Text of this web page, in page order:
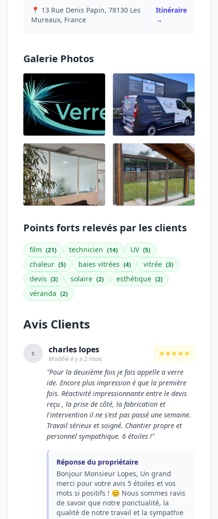
📍 13 Rue Denis Papin, 78130 Les
Mureaux, France
Itinéraire
→
Galerie Photos
Points forts relevés par les clients
film (21) technicien (14) UV (5)
chaleur (5) baies vitrées (4) vitrée (3)
devis (3) solaire (2) esthétique (2)
véranda (2)
Avis Clients
c charles lopes
Modifié il y a 2 mois
★★★★★
"Pour la deuxième fois je fais appelle a verre
ide. Encore plus impression é que la première
fois. Réactivité impressionnante entre le devis
reçu , la prise de côté, la fabrication et
l'intervention il ne s'est pas passé une semaine.
Travail sérieux et soigné. Chantier propre et
personnel sympathique. 6 étoiles !"
Réponse du propriétaire
Bonjour Monsieur Lopes, Un grand
merci pour votre avis 5 étoiles et vos
mots si positifs ! 😊 Nous sommes ravis
de savoir que notre ponctualité, la
qualité de notre travail et la sympathie